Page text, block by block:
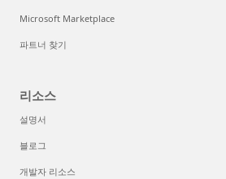
Microsoft Marketplace
파트너 찾기
리소스
설명서
블로그
개발자 리소스